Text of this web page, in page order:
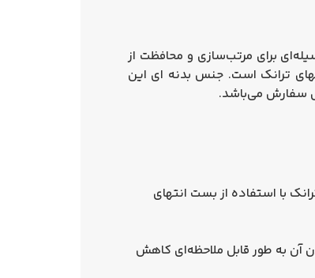
برای مرتب‌سازی و محافظت از
ترانک است. جنس بدنه ای این
سفارش می‌باشد.
با استفاده از بست انتهای
آن به طور قابل ملاحظه‌ای کاهش